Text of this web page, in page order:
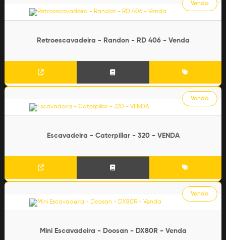
Retroescavadeira - Randon - RD 406 - Venda
Venda
Escavadeira - Caterpillar - 320 - VENDA
Venda
Mini Escavadeira - Doosan - DX80R - Venda
Venda